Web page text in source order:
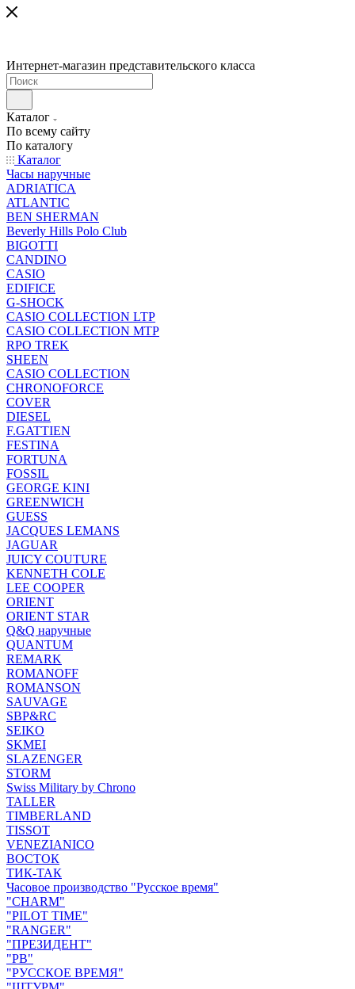
Интернет-магазин представительского класса
Каталог
По всему сайту
По каталогу
Каталог
Часы наручные
ADRIATICA
ATLANTIC
BEN SHERMAN
Beverly Hills Polo Club
BIGOTTI
CANDINO
CASIO
EDIFICE
G-SHOCK
CASIO COLLECTION LTP
CASIO COLLECTION MTP
RPO TREK
SHEEN
CASIO COLLECTION
CHRONOFORCE
COVER
DIESEL
F.GATTIEN
FESTINA
FORTUNA
FOSSIL
GEORGE KINI
GREENWICH
GUESS
JACQUES LEMANS
JAGUAR
JUICY COUTURE
KENNETH COLE
LEE COOPER
ORIENT
ORIENT STAR
Q&Q наручные
QUANTUM
REMARK
ROMANOFF
ROMANSON
SAUVAGE
SBP&RC
SEIKO
SKMEI
SLAZENGER
STORM
Swiss Military by Chrono
TALLER
TIMBERLAND
TISSOT
VENEZIANICO
ВОСТОК
ТИК-ТАК
Часовое производство "Русское время"
"CHARM"
"PILOT TIME"
"RANGER"
"ПРЕЗИДЕНТ"
"РВ"
"РУССКОЕ ВРЕМЯ"